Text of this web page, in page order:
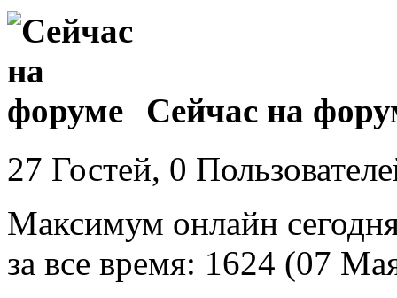
Сейчас на
27 Гостей, 0
Максимум онлайн
за все время: 1624 (07